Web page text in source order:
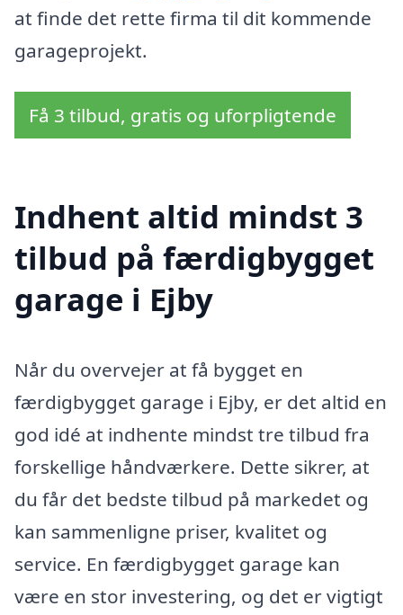
at finde det rette firma til dit kommende
garageprojekt.
Få 3 tilbud, gratis og uforpligtende
Indhent altid mindst 3
tilbud på færdigbygget
garage i Ejby
Når du overvejer at få bygget en
færdigbygget garage i Ejby, er det altid en
god idé at indhente mindst tre tilbud fra
forskellige håndværkere. Dette sikrer, at
du får det bedste tilbud på markedet og
kan sammenligne priser, kvalitet og
service. En færdigbygget garage kan
være en stor investering, og det er vigtigt